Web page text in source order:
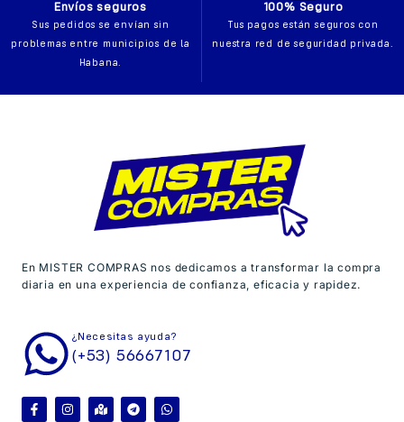
Envíos seguros
Sus pedidos se envían sin
problemas entre municipios de la
Habana.
100% Seguro
Tus pagos están seguros con
nuestra red de seguridad privada.
En MISTER COMPRAS nos dedicamos a transformar la compra
diaria en una experiencia de confianza, eficacia y rapidez.
¿Necesitas ayuda?
(+53) 56667107